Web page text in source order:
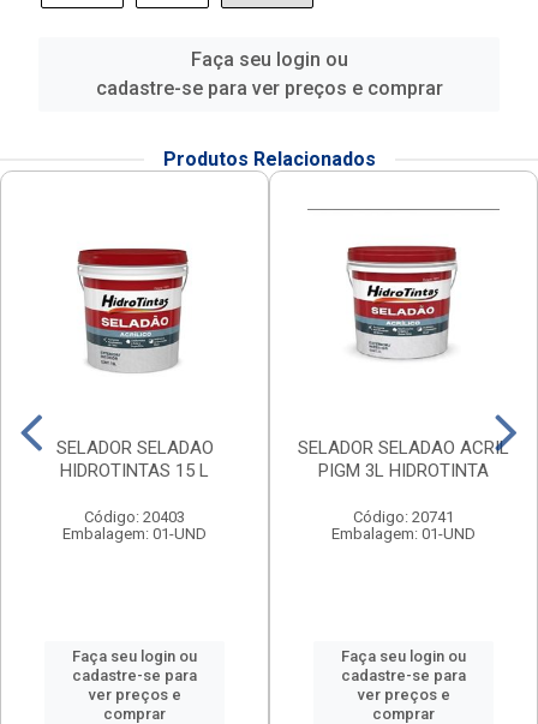
Faça seu login ou
cadastre-se para ver preços e comprar
Produtos Relacionados
SELADOR SELADAO
HIDROTINTAS 15 L
Código: 20403
Embalagem: 01-UND
Faça seu login ou
cadastre-se para
ver preços e
comprar
SELADOR SELADAO ACRIL
PIGM 3L HIDROTINTA
Código: 20741
Embalagem: 01-UND
Faça seu login ou
cadastre-se para
ver preços e
comprar